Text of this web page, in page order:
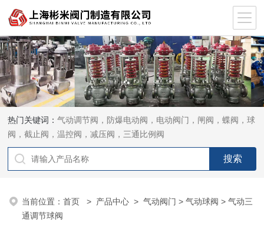
热门关键词：气动调节阀，防爆电动阀，电动阀门，闸阀，蝶阀，球
阀，截止阀，温控阀，减压阀，三通比例阀
当前位置：首页 > 产品中心 >气动阀门 >气动球阀 > 气动三
通调节球阀